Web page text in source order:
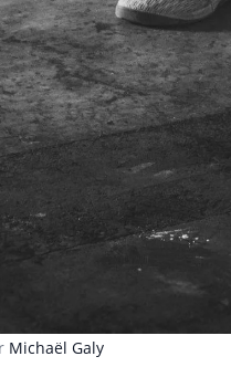
Michaël Galy